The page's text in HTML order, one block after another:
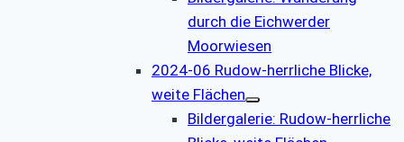
durch die Eichwerder
Moorwiesen
2024-06 Rudow-herrliche Blicke,
weite Flächen
Bildergalerie: Rudow-herrliche